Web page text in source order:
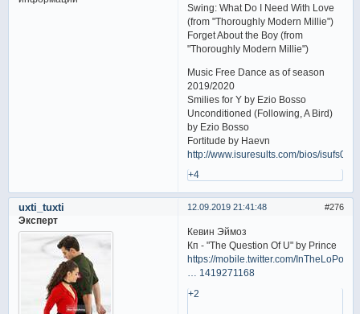
Swing: What Do I Need With Love
(from "Thoroughly Modern Millie")
Forget About the Boy (from
"Thoroughly Modern Millie")
Music Free Dance as of season
2019/2020
Smilies for Y by Ezio Bosso
Unconditioned (Following, A Bird)
by Ezio Bosso
Fortitude by Haevn
http://www.isuresults.com/bios/
+4
276
12.09.2019 21:41:48
uxti_tuxti
Эксперт
Кевин Эймоз
Кп - "The Question Of U" by Prince
https://mobile.twitter.com/InTheLoPodca
… 1419271168
+2